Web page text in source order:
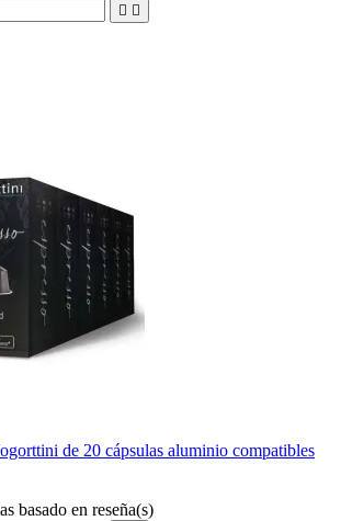
 
de 20 cápsulas aluminio compatibles
basado en reseña(s)